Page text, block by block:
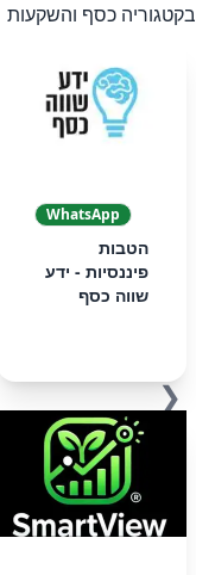
בקטגוריה כסף והשקעות
❮
WhatsApp
הטבות
פיננסיות - ידע
שווה כסף